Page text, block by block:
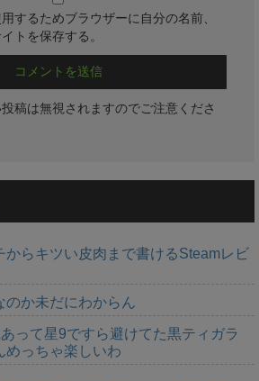
するためブラウザーに自分の名前、
トを保存する。
稿は無視されますのでご注意くださ
からキツい皮肉まで書けるSteamレビ
のか未だにわからん
って星9ですら避けてた黒ティガラ
めっちゃ楽しいわ